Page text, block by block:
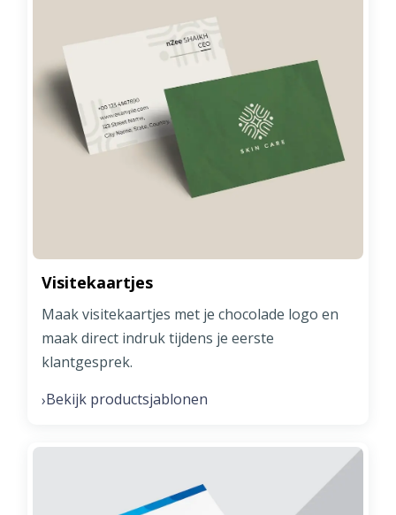
Visitekaartjes
Maak visitekaartjes met je chocolade logo en
maak direct indruk tijdens je eerste
klantgesprek.
›Bekijk productsjablonen